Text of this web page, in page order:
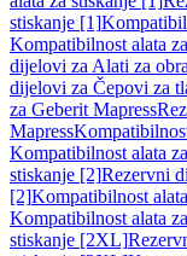
stiskanje [1]
Kompatibilnost alata
dijelovi za Alati za
dijelovi za Čepovi za
za Geberit Mapress
Mapress
Kompatibilnost alata
stiskanje [2]Rezervni
[2]Kompatibilnost
Kompatibilnost alata
stiskanje [2XL]